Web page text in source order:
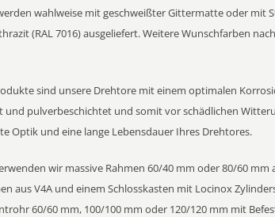
wahlweise mit geschweißter Gittermatte oder mit
(RAL 7016) ausgeliefert. Weitere Wunschfarben
sind unsere Drehtore mit einem optimalen
und pulverbeschichtet und somit vor schädlichen
Optik und eine lange Lebensdauer Ihres Drehtores.
wir massive Rahmen 60/40 mm oder 80/60 mm
aus V4A und einem Schlosskasten mit Locinox
60/60 mm, 100/100 mm oder 120/120 mm mit